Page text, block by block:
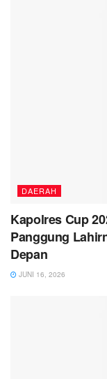
DAERAH
Kapolres Cup
Panggung
Depan
JUNI 16, 2026